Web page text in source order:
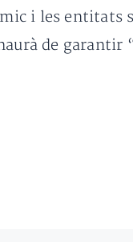
i les entitats
de garantir